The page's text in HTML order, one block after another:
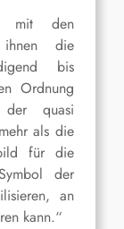
mit den
die
bis
Ordnung
quasi
als die
für die
der
an
kann.“